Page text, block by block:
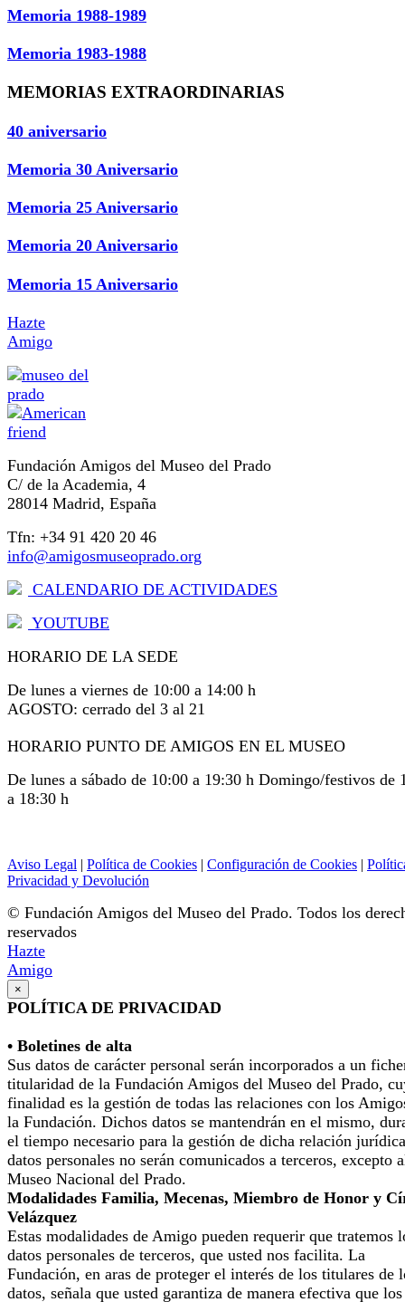
Memoria 1988-1989
Memoria 1983-1988
MEMORIAS EXTRAORDINARIAS
40 aniversario
Memoria 30 Aniversario
Memoria 25 Aniversario
Memoria 20 Aniversario
Memoria 15 Aniversario
Hazte
Amigo
Fundación Amigos del Museo del Prado
C/ de la Academia, 4
28014 Madrid, España
Tfn: +34 91 420 20 46
info@amigosmuseoprado.org
CALENDARIO DE ACTIVIDADES
YOUTUBE
HORARIO DE LA SEDE
De lunes a viernes de 10:00 a 14:00 h
AGOSTO: cerrado del 3 al 21
HORARIO PUNTO DE AMIGOS EN EL MUSEO
De lunes a sábado de 10:00 a 19:30 h Domingo/festivos de
a 18:30 h
Aviso Legal | Política de Cookies | Configuración de Cookies |
Privacidad y Devolución
© Fundación Amigos del Museo del Prado. Todos los
reservados
Hazte
Amigo
×
POLÍTICA DE PRIVACIDAD
• Boletines de alta
Sus datos de carácter personal serán incorporados a un
titularidad de la Fundación Amigos del Museo del Prado,
finalidad es la gestión de todas las relaciones con los
la Fundación. Dichos datos se mantendrán en el mismo,
el tiempo necesario para la gestión de dicha relación
datos personales no serán comunicados a terceros, excepto
Museo Nacional del Prado.
Modalidades Familia, Mecenas, Miembro de Honor y
Velázquez
Estas modalidades de Amigo pueden requerir que tratemos
datos personales de terceros, que usted nos facilita. La
Fundación, en aras de proteger el interés de los titulares de
datos, señala que usted garantiza de manera efectiva que los